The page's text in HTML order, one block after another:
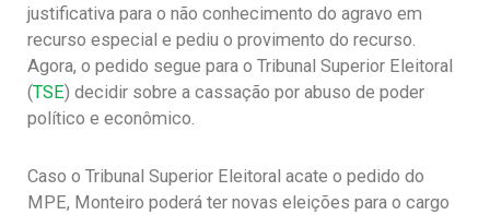
justificativa para o não conhecimento do agravo em
recurso especial e pediu o provimento do recurso.
Agora, o pedido segue para o Tribunal Superior Eleitoral
(TSE) decidir sobre a cassação por abuso de poder
político e econômico.
Caso o Tribunal Superior Eleitoral acate o pedido do
MPE, Monteiro poderá ter novas eleições para o cargo